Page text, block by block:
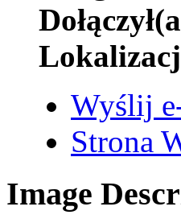
Wyślij
Strona
Image